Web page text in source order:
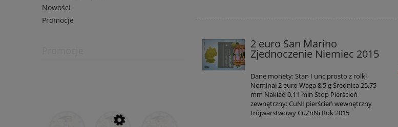
Nowości
Promocje
2 euro San Marino
Zjednoczenie Niemiec 2015
Dane monety: Stan I unc prosto z rolki
Nominał 2 euro Waga 8,5 g Średnica 25,75
mm Nakład 0,11 mln Stop Pierścień
zewnętrzny: CuNI pierścień wewnętrzny
trójwarstwowy CuZnNi Rok 2015